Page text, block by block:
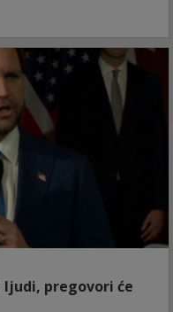
ljudi, pregovori će